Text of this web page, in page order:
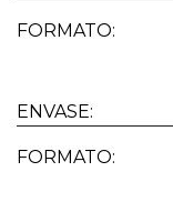
FORMATO:
ENVASE:
FORMATO: